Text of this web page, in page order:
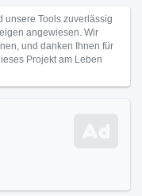
unsere Tools zuverlässig
angewiesen. Wir
und danken Ihnen für
Projekt am Leben